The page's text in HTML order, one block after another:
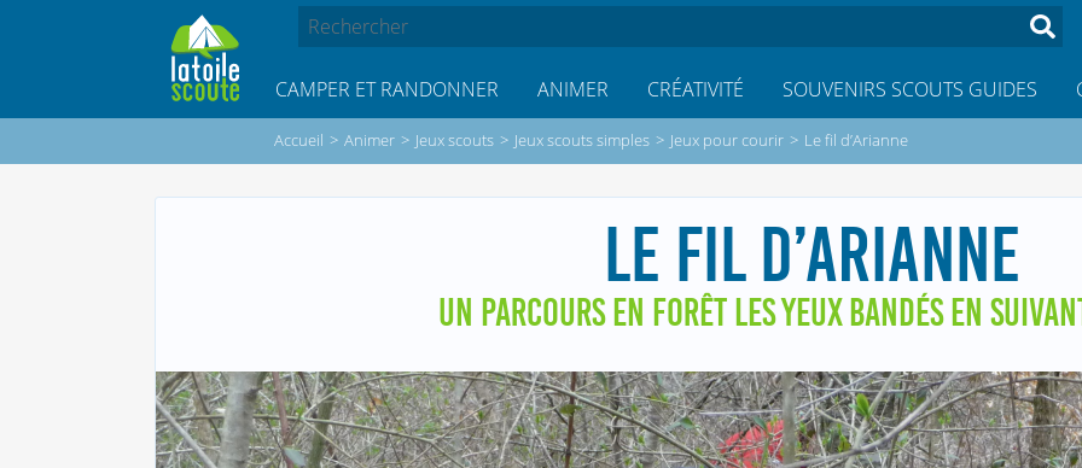
CAMPER ET RANDONNER ANIMER CRÉATIVITÉ SOUVENIRS SCOUTS GUIDES
Accueil > Animer > Jeux scouts > Jeux scouts simples > Jeux pour courir > Le fil d’Arianne
LE FIL D’ARIANNE
UN PARCOURS EN FORÊT LES YEUX BANDÉS EN